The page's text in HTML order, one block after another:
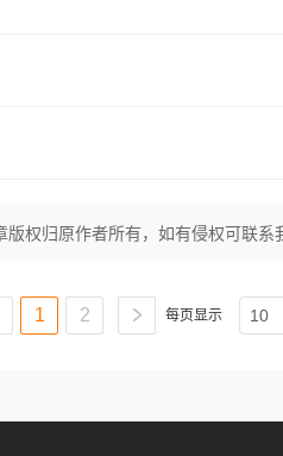
权归原作者所有，如有侵权可联系
1 2 每页显示